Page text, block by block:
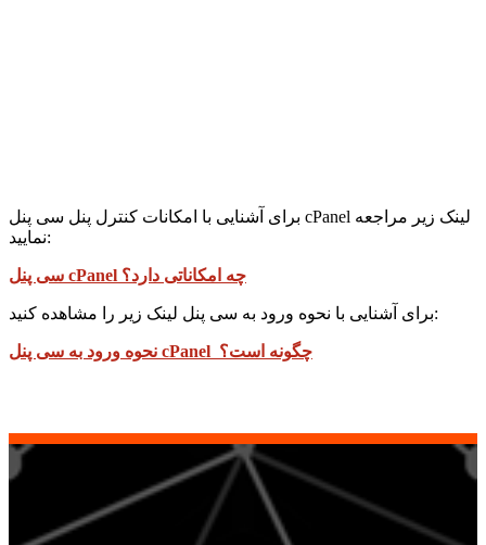
برای آشنایی با امکانات کنترل پنل سی پنل cPanel لینک زیر مراجعه
نمایید:
سی پنل cPanel چه امکاناتی دارد؟
برای آشنایی با نحوه ورود به سی پنل لینک زیر را مشاهده کنید:
نحوه ورود به سی پنل cPanel چگونه است؟